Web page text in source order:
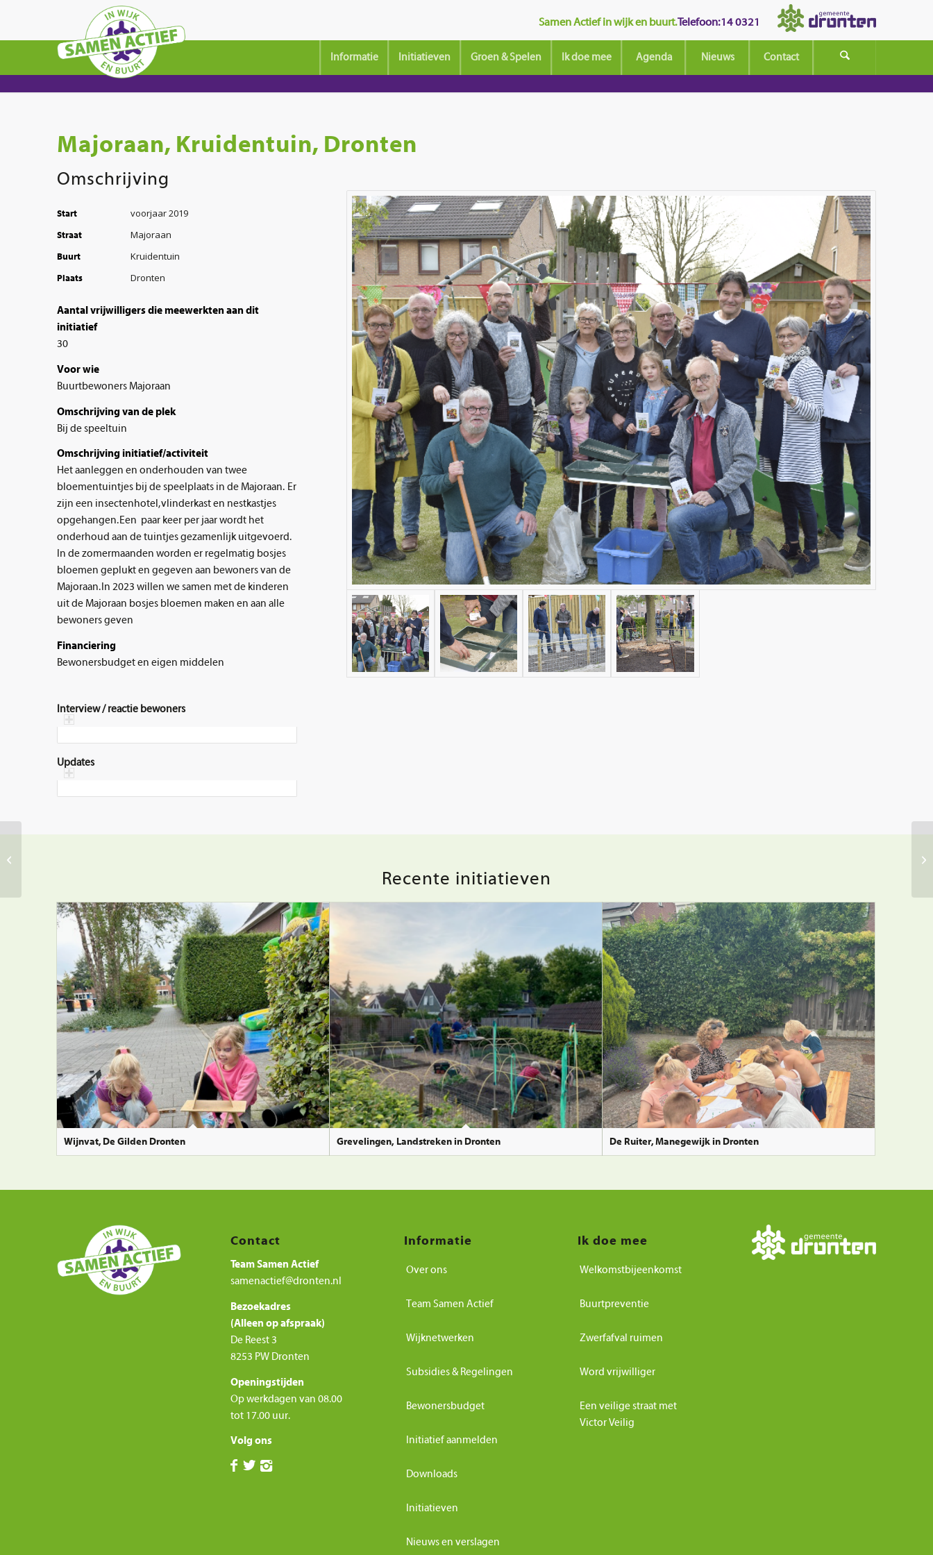
Samen Actief in wijk en buurt.Telefoon: 14 0321
Informatie Initiatieven Groen & Spelen Ik doe mee Agenda Nieuws Contact
Majoraan, Kruidentuin, Dronten
Omschrijving
Start voorjaar 2019
Straat Majoraan
Buurt Kruidentuin
Plaats Dronten
Aantal vrijwilligers die meewerkten aan dit
initiatief
30
Voor wie
Buurtbewoners Majoraan
Omschrijving van de plek
Bij de speeltuin
Omschrijving initiatief/activiteit
Het aanleggen en onderhouden van twee
bloementuintjes bij de speelplaats in de Majoraan. Er
zijn een insectenhotel, vlinderkast en nestkastjes
opgehangen. Een paar keer per jaar wordt het
onderhoud aan de tuintjes gezamenlijk uitgevoerd.
In de zomermaanden worden er regelmatig bosjes
bloemen geplukt en gegeven aan bewoners van de
Majoraan. In 2023 willen we samen met de kinderen
uit de Majoraan bosjes bloemen maken en aan alle
bewoners geven
Financiering
Bewonersbudget en eigen middelen
Interview / reactie bewoners
Updates
Recente initiatieven
Wijnvat, De Gilden Dronten Grevelingen, Landstreken in Dronten De Ruiter, Manegewijk in Dronten
Contact
Team Samen Actief
samenactief@dronten.nl
Bezoekadres
(Alleen op afspraak)
De Reest 3
8253 PW Dronten
Openingstijden
Op werkdagen van 08.00
tot 17.00 uur.
Volg ons
Informatie
Over ons
Team Samen Actief
Wijknetwerken
Subsidies & Regelingen
Bewonersbudget
Initiatief aanmelden
Downloads
Initiatieven
Nieuws en verslagen
Ik doe mee
Welkomstbijeenkomst
Buurtpreventie
Zwerfafval ruimen
Word vrijwilliger
Een veilige straat met
Victor Veilig